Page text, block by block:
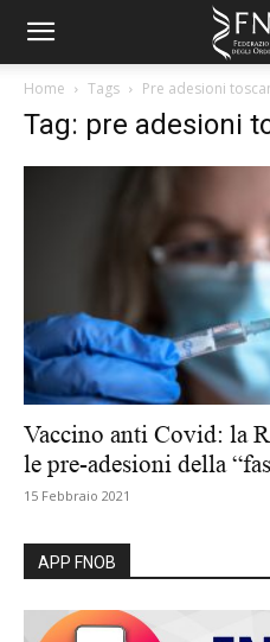
Home Tags Pre adesioni
Tag: pre adesioni
Vaccino anti Covid: la
le pre-adesioni della
15 Febbraio 2021
APP FNOB